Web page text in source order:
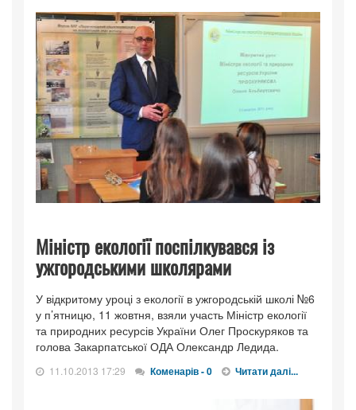
Міністр екології поспілкувався із
ужгородськими школярами
У відкритому уроці з екології в ужгородській школі №6
у п’ятницю, 11 жовтня, взяли участь Міністр екології
та природних ресурсів України Олег Проскуряков та
голова Закарпатської ОДА Олександр Ледида.
11.10.2013 17:29 Коменарів - 0 Читати далі...